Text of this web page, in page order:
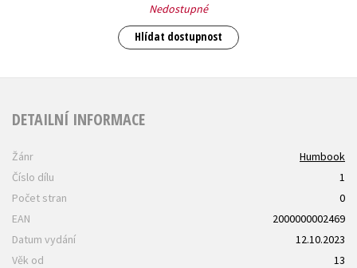
Nedostupné
Hlídat dostupnost
DETAILNÍ INFORMACE
Žánr
Humbook
Číslo dílu
1
Počet stran
0
EAN
2000000002469
Datum vydání
12.10.2023
Věk od
13